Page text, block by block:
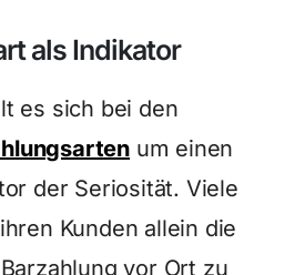
als Indikator
es sich bei den
um einen
der Seriosität. Viele
Kunden allein die
vor Ort zu